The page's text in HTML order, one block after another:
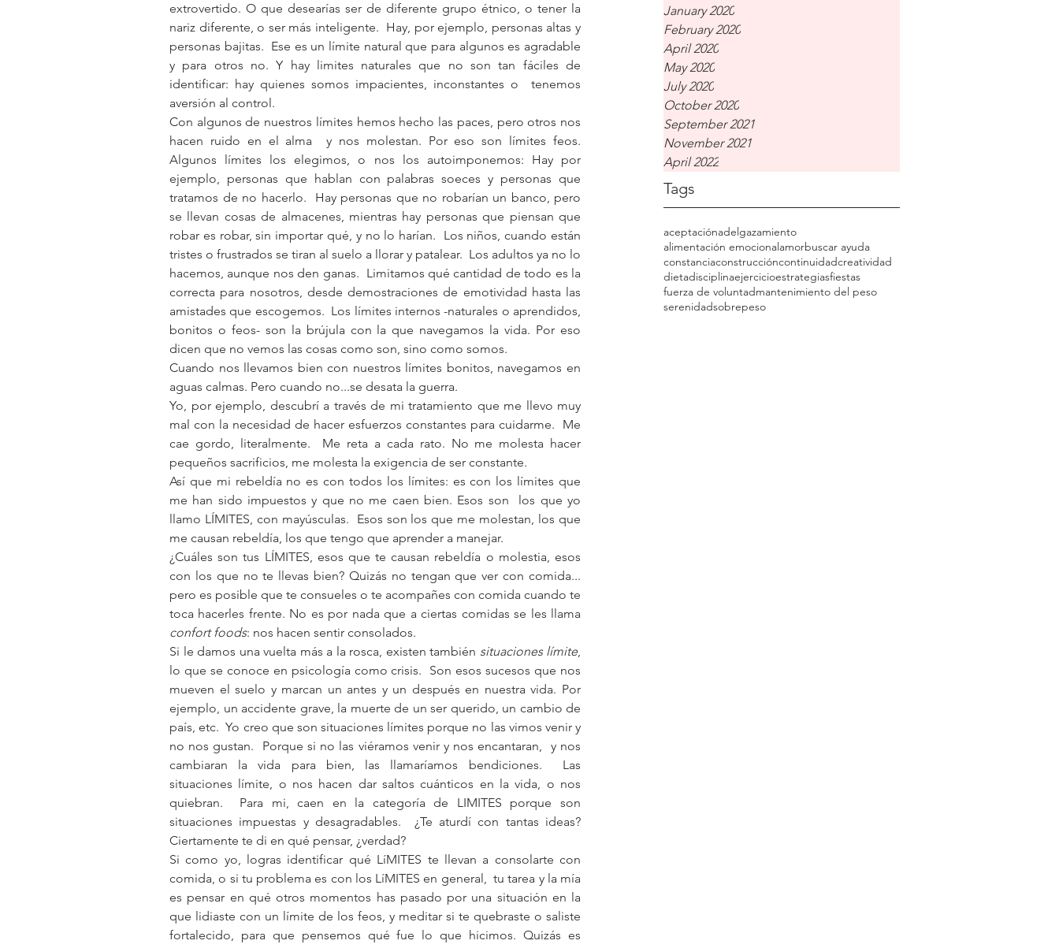
January 2020
February 2020
April 2020
May 2020
July 2020
October 2020
September 2021
November 2021
April 2022
Tags
aceptaciónadelgazamiento
alimentación emocionalamorbuscar ayuda
constanciaconstruccióncontinuidadcreatividad
dietadisciplinaejercicioestrategiasfiestas
fuerza de voluntadmantenimiento del peso
serenidadsobrepeso
extrovertido. O que desearías ser de diferente grupo étnico, o tener la
nariz diferente, o ser más inteligente.  Hay, por ejemplo, personas altas y
personas bajitas.  Ese es un límite natural que para algunos es agradable
y para otros no. Y hay limites naturales que no son tan fáciles de
identificar: hay quienes somos impacientes, inconstantes o  tenemos
aversión al control.
Con algunos de nuestros límites hemos hecho las paces, pero otros nos
hacen ruido en el alma  y nos molestan. Por eso son límites feos.
Algunos límites los elegimos, o nos los autoimponemos: Hay por
ejemplo, personas que hablan con palabras soeces y personas que
tratamos de no hacerlo.  Hay personas que no robarían un banco, pero
se llevan cosas de almacenes, mientras hay personas que piensan que
robar es robar, sin importar qué, y no lo harían.  Los niños, cuando están
tristes o frustrados se tiran al suelo a llorar y patalear.  Los adultos ya no lo
hacemos, aunque nos den ganas.  Limitamos qué cantidad de todo es la
correcta para nosotros, desde demostraciones de emotividad hasta las
amistades que escogemos.  Los límites internos -naturales o aprendidos,
bonitos o feos- son la brújula con la que navegamos la vida. Por eso
dicen que no vemos las cosas como son, sino como somos.
Cuando nos llevamos bien con nuestros límites bonitos, navegamos en
aguas calmas. Pero cuando no...se desata la guerra.
Yo, por ejemplo, descubrí a través de mi tratamiento que me llevo muy
mal con la necesidad de hacer esfuerzos constantes para cuidarme.  Me
cae gordo, literalmente.  Me reta a cada rato. No me molesta hacer
pequeños sacrificios, me molesta la exigencia de ser constante.
Así que mi rebeldía no es con todos los límites: es con los límites que
me han sido impuestos y que no me caen bien. Esos son  los que yo
llamo LÍMITES, con mayúsculas.  Esos son los que me molestan, los que
me causan rebeldía, los que tengo que aprender a manejar.
¿Cuáles son tus LÍMITES, esos que te causan rebeldía o molestia, esos
con los que no te llevas bien? Quizás no tengan que ver con comida...
pero es posible que te consueles o te acompañes con comida cuando te
confort foods: nos hacen sentir consolados.
Si le damos una vuelta más a la rosca, existen también situaciones límite,
lo que se conoce en psicología como crisis.  Son esos sucesos que nos
mueven el suelo y marcan un antes y un después en nuestra vida. Por
ejemplo, un accidente grave, la muerte de un ser querido, un cambio de
país, etc.  Yo creo que son situaciones límites porque no las vimos venir y
no nos gustan.  Porque si no las viéramos venir y nos encantaran,  y nos
cambiaran la vida para bien, las llamaríamos bendiciones.  Las
situaciones límite, o nos hacen dar saltos cuánticos en la vida, o nos
quiebran.  Para mi, caen en la categoría de LIMITES porque son
situaciones impuestas y desagradables.  ¿Te aturdí con tantas ideas?
Ciertamente te di en qué pensar, ¿verdad?
Si como yo, logras identificar qué LíMITES te llevan a consolarte con
comida, o si tu problema es con los LíMITES en general,  tu tarea y la mía
es pensar en qué otros momentos has pasado por una situación en la
que lidiaste con un límite de los feos, y meditar si te quebraste o saliste
fortalecido, para que pensemos qué fue lo que hicimos. Quizás es